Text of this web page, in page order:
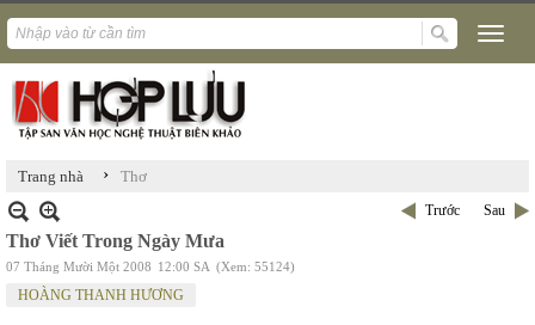
Trang nhà › Thơ
Trước Sau
Thơ Viết Trong Ngày Mưa
07 Tháng Mười Một 2008 12:00 SA (Xem: 55124)
HOÀNG THANH HƯƠNG